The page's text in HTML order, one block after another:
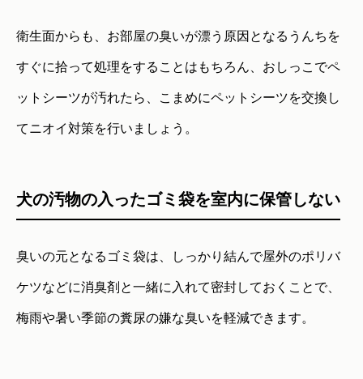
衛生面からも、お部屋の臭いが漂う原因となるうんちを
すぐに拾って処理をすることはもちろん、おしっこでペ
ットシーツが汚れたら、こまめにペットシーツを交換し
てニオイ対策を行いましょう。
犬の汚物の入ったゴミ袋を室内に保管しない
臭いの元となるゴミ袋は、しっかり結んで屋外のポリバ
ケツなどに消臭剤と一緒に入れて密封しておくことで、
梅雨や暑い季節の糞尿の嫌な臭いを軽減できます。